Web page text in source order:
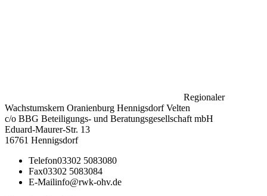
Regionaler
Wachstumskern Oranienburg Hennigsdorf Velten
c/o BBG Beteiligungs- und Beratungsgesellschaft mbH
Eduard-Maurer-Str. 13
16761 Hennigsdorf
Telefon03302 5083080
Fax03302 5083084
E-Mailinfo@rwk-ohv.de